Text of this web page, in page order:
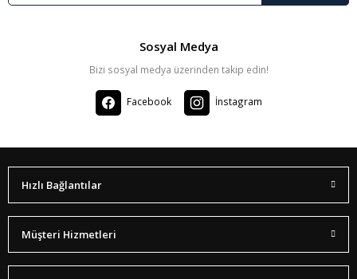
Sosyal Medya
Bizi sosyal medya üzerinden takip edin!
Facebook İnstagram
Hızlı Bağlantılar
Müşteri Hizmetleri